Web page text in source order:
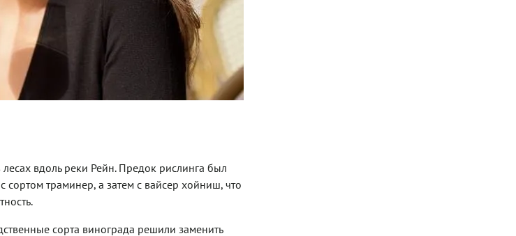
вдоль реки Рейн. Предок рислинга был
траминер, а затем с вайсер хойниш, что
сорта винограда решили заменить